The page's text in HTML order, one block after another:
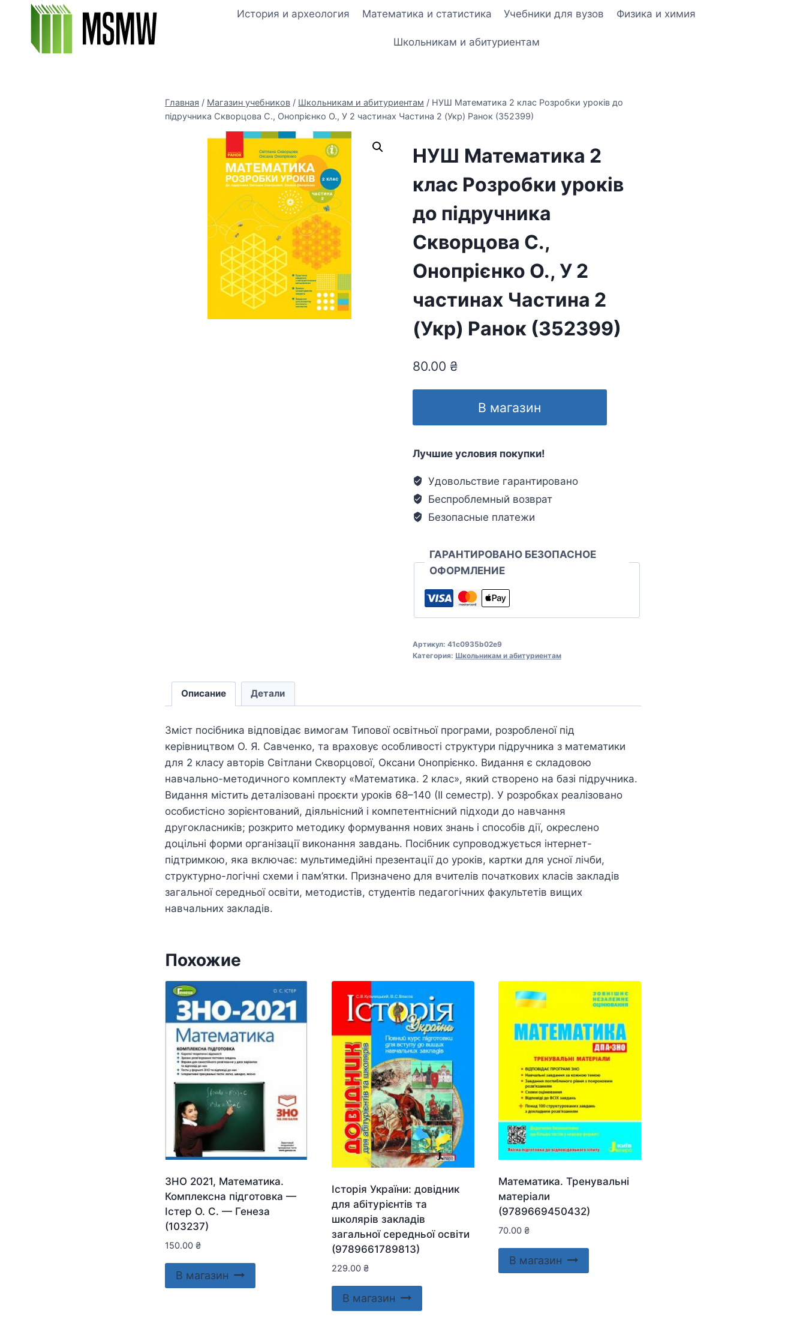
Перейти
содержимому
История и археология Математика и статистика Учебники для вузов Физика и химия
Школьникам и абитуриентам
Главная / Магазин учебников / Школьникам и абитуриентам / НУШ Математика 2 клас Розробки уроків до
підручника Скворцова С., Онопрієнко О., У 2 частинах Частина 2 (Укр) Ранок (352399)
НУШ Математика 2
клас Розробки уроків
до підручника
Скворцова С.,
Онопрієнко О., У 2
частинах Частина 2
(Укр) Ранок (352399)
80.00 ₴
В магазин
Лучшие условия покупки!
Удовольствие гарантировано
Беспроблемный возврат
Безопасные платежи
ГАРАНТИРОВАНО БЕЗОПАСНОЕ
ОФОРМЛЕНИЕ
Артикул: 41c0935b02e9
Категория: Школьникам и абитуриентам
Описание Детали
Зміст посібника відповідає вимогам Типової освітньої програми, розробленої під
керівництвом О. Я. Савченко, та враховує особливості структури підручника з математики
для 2 класу авторів Світлани Скворцової, Оксани Онопрієнко. Видання є складовою
навчально-методичного комплекту «Математика. 2 клас», який створено на базі підручника.
Видання містить деталізовані проєкти уроків 68–140 (ІI семестр). У розробках реалізовано
особистісно зорієнтований, діяльнісний і компетентнісний підходи до навчання
другокласників; розкрито методику формування нових знань і способів дії, окреслено
доцільні форми організації виконання завдань. Посібник супроводжується інтернет-
підтримкою, яка включає: мультимедійні презентації до уроків, картки для усної лічби,
структурно-логічні схеми і пам’ятки. Призначено для вчителів початкових класів закладів
загальної середньої освіти, методистів, студентів педагогічних факультетів вищих
навчальних закладів.
Похожие
ЗНО 2021, Математика.
Комплексна підготовка —
Істер О. С. — Генеза
(103237)
150.00 ₴
В магазин
Історія України: довідник
для абітурієнтів та
школярів закладів
загальної середньої освіти
(9789661789813)
229.00 ₴
В магазин
Математика. Тренувальні
матеріали
(9789669450432)
70.00 ₴
В магазин